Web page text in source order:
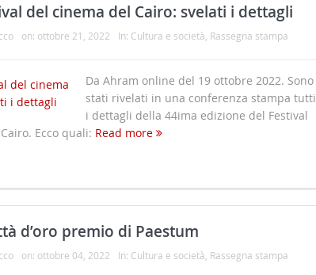
del cinema del Cairo: svelati i dettagli
on: ottobre 21, 2022 In: Cultura e società Rassegna stampa
Da Ahram online del 19 ottobre 2022. Sono
stati rivelati in una conferenza stampa tutti
i dettagli della 44ima edizione del Festival
Ecco quali: Read more
d’oro premio di Paestum
on: ottobre 04, 2022 In: Cultura e società Rassegna stampa